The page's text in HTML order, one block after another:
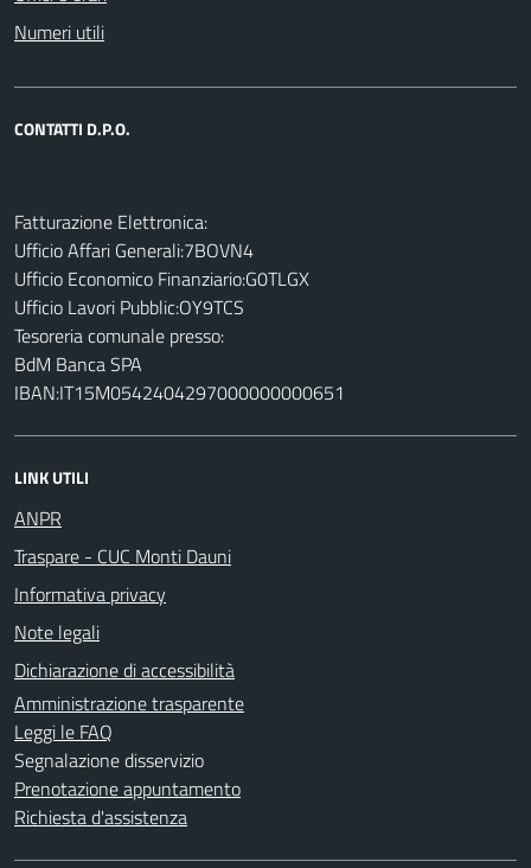
Numeri utili
CONTATTI D.P.O.
Fatturazione Elettronica:
Ufficio Affari Generali:7BOVN4
Ufficio Economico Finanziario:G0TLGX
Ufficio Lavori Pubblic:OY9TCS
Tesoreria comunale presso:
BdM Banca SPA
IBAN:IT15M0542404297000000000651
LINK UTILI
ANPR
Traspare - CUC Monti Dauni
Informativa privacy
Note legali
Dichiarazione di accessibilità
Amministrazione trasparente
Leggi le FAQ
Segnalazione disservizio
Prenotazione appuntamento
Richiesta d'assistenza